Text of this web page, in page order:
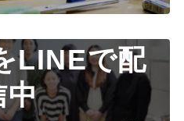
LINEで配
中